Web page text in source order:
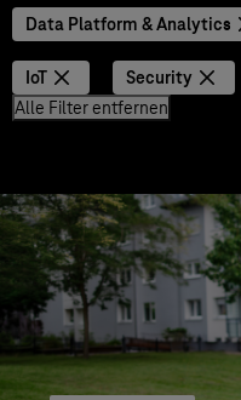
Data Platform & Analytics
IoT Security
Alle Filter entfernen